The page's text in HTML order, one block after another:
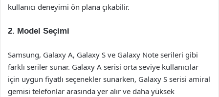
kullanıcı deneyimi ön plana çıkabilir.
2. Model Seçimi
Samsung, Galaxy A, Galaxy S ve Galaxy Note serileri gibi
farklı seriler sunar. Galaxy A serisi orta seviye kullanıcılar
için uygun fiyatlı seçenekler sunarken, Galaxy S serisi amiral
gemisi telefonlar arasında yer alır ve daha yüksek